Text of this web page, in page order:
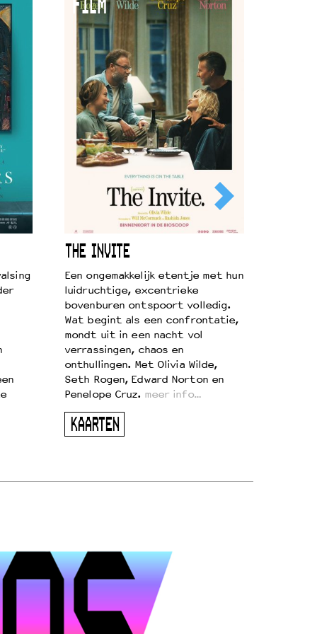
FILM
THE INVITE
Een ongemakkelijk etentje met hun
luidruchtige, excentrieke
bovenburen ontspoort volledig.
Wat begint als een confrontatie,
mondt uit in een nacht vol
verrassingen, chaos en
onthullingen. Met Olivia Wilde,
Seth Rogen, Edward Norton en
Penelope Cruz. meer info…
KAARTEN